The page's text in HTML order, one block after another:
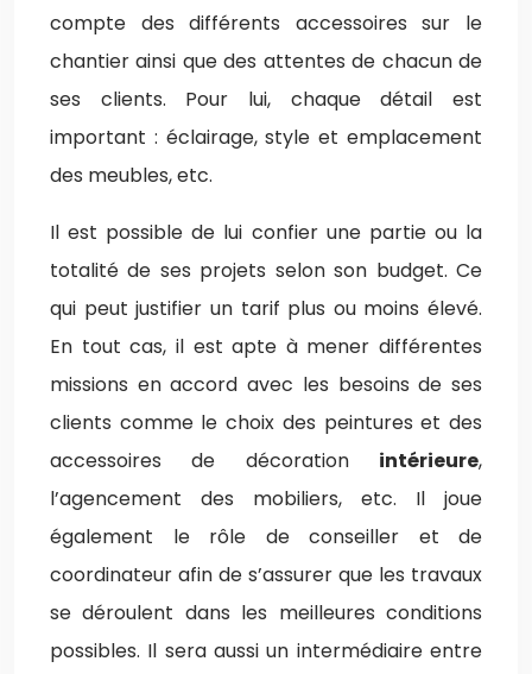
compte des différents accessoires sur le
chantier ainsi que des attentes de chacun de
ses clients. Pour lui, chaque détail est
important : éclairage, style et emplacement
des meubles, etc.
Il est possible de lui confier une partie ou la
totalité de ses projets selon son budget. Ce
qui peut justifier un tarif plus ou moins élevé.
En tout cas, il est apte à mener différentes
missions en accord avec les besoins de ses
clients comme le choix des peintures et des
accessoires de décoration intérieure,
l’agencement des mobiliers, etc. Il joue
également le rôle de conseiller et de
coordinateur afin de s’assurer que les travaux
se déroulent dans les meilleures conditions
possibles. Il sera aussi un intermédiaire entre